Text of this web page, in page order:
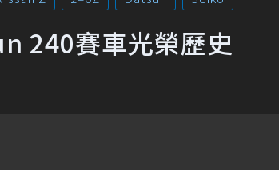
240賽車光榮歷史